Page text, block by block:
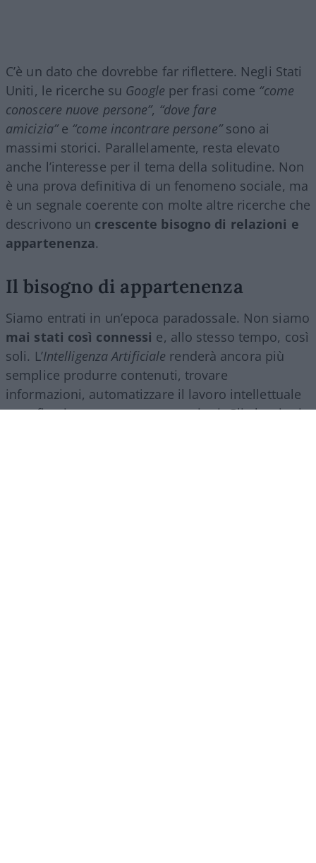
C’è un dato che dovrebbe far riflettere. Negli Stati
Uniti, le ricerche su Google per frasi come “come
conoscere nuove persone”, “dove fare
amicizia”e “come incontrare persone”sono ai
massimi storici. Parallelamente, resta elevato
anche l’interesse per il tema della solitudine. Non
è una prova definitiva di un fenomeno sociale, ma
è un segnale coerente con molte altre ricerche che
descrivono un crescente bisogno di relazioni e
appartenenza.
Il bisogno di appartenenza
Siamo entrati in un’epoca paradossale. Non siamo
mai stati così connessi e, allo stesso tempo, così
soli. L’Intelligenza Artificiale renderà ancora più
semplice produrre contenuti, trovare
informazioni, automatizzare il lavoro intellettuale
e perfino intrattenere conversazioni. Gli algoritmi